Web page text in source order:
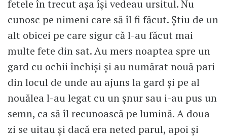
fetele în trecut așa își vedeau ursitul. Nu
cunosc pe nimeni care să îl fi făcut. Știu de un
alt obicei pe care sigur că l-au făcut mai
multe fete din sat. Au mers noaptea spre un
gard cu ochii închiși și au numărat nouă pari
din locul de unde au ajuns la gard și pe al
nouălea l-au legat cu un șnur sau i-au pus un
semn, ca să îl recunoască pe lumină. A doua
zi se uitau și dacă era neted parul, apoi și